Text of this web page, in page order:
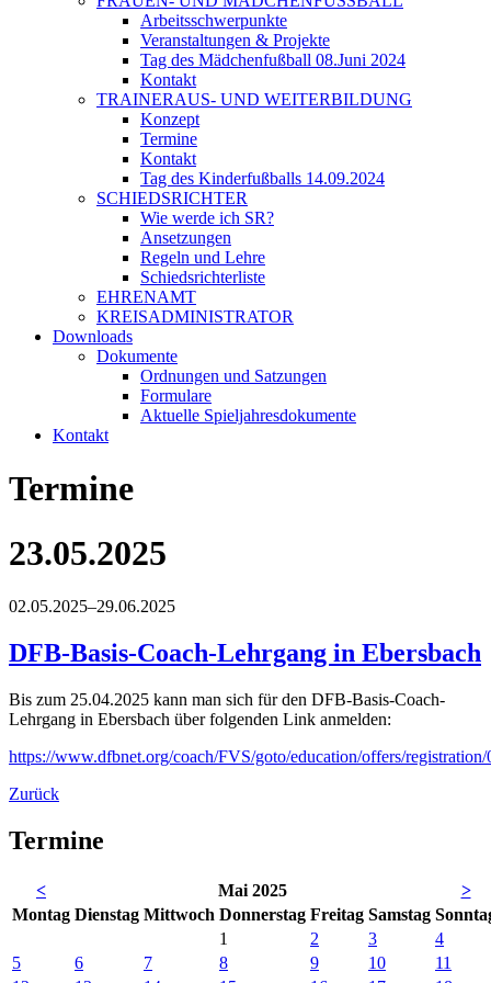
Arbeitsschwerpunkte
Veranstaltungen & Projekte
Tag des Mädchenfußball 08.Juni 2024
Kontakt
TRAINERAUS- UND WEITERBILDUNG
Konzept
Termine
Kontakt
Tag des Kinderfußballs 14.09.2024
SCHIEDSRICHTER
Wie werde ich SR?
Ansetzungen
Regeln und Lehre
Schiedsrichterliste
EHRENAMT
KREISADMINISTRATOR
Downloads
Dokumente
Ordnungen und Satzungen
Formulare
Aktuelle Spieljahresdokumente
Kontakt
Termine
23.05.2025
02.05.2025–29.06.2025
DFB-Basis-Coach-Lehrgang in Ebersbach
Bis zum 25.04.2025 kann man sich für den DFB-Basis-Coach-
Lehrgang in Ebersbach über folgenden Link anmelden:
https://www.dfbnet.org/coach/FVS/goto/education/offers/
Zurück
Termine
< Mai 2025
>
Montag Dienstag Mittwoch Donnerstag Freitag Samstag So
1
2 3
4
5
6 7 8 9 10
11